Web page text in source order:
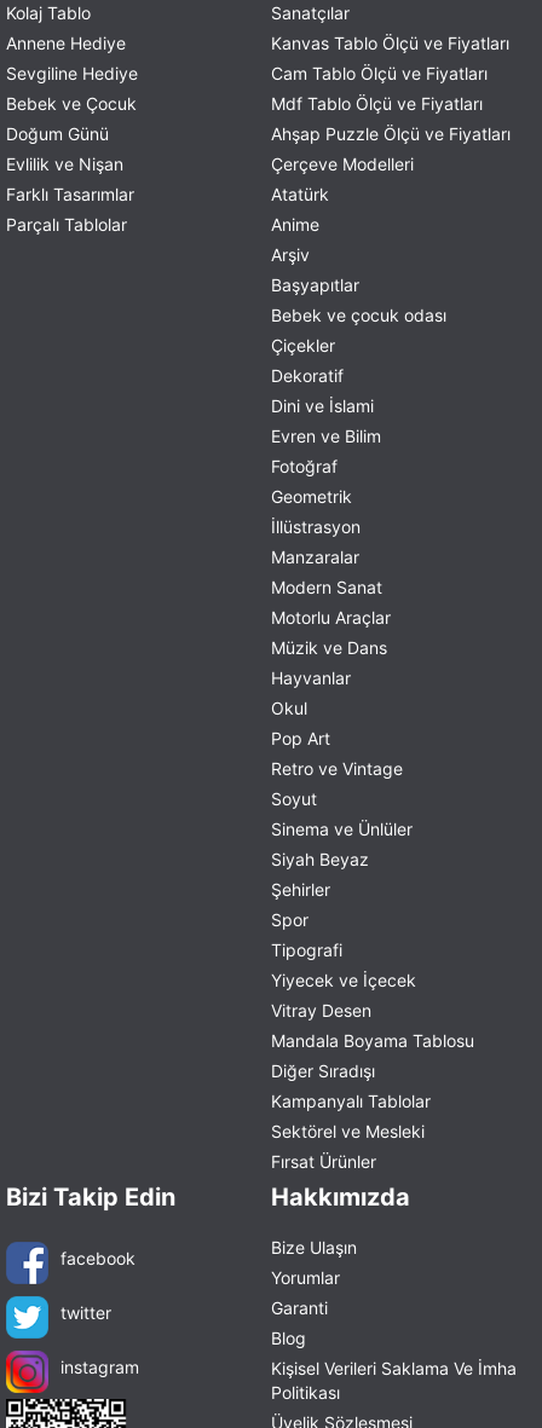
Kolaj Tablo
Annene Hediye
Sevgiline Hediye
Bebek ve Çocuk
Doğum Günü
Evlilik ve Nişan
Farklı Tasarımlar
Parçalı Tablolar
Sanatçılar
Kanvas Tablo Ölçü ve Fiyatları
Cam Tablo Ölçü ve Fiyatları
Mdf Tablo Ölçü ve Fiyatları
Ahşap Puzzle Ölçü ve Fiyatları
Çerçeve Modelleri
Atatürk
Anime
Arşiv
Başyapıtlar
Bebek ve çocuk odası
Çiçekler
Dekoratif
Dini ve İslami
Evren ve Bilim
Fotoğraf
Geometrik
İllüstrasyon
Manzaralar
Modern Sanat
Motorlu Araçlar
Müzik ve Dans
Hayvanlar
Okul
Pop Art
Retro ve Vintage
Soyut
Sinema ve Ünlüler
Siyah Beyaz
Şehirler
Spor
Tipografi
Yiyecek ve İçecek
Vitray Desen
Mandala Boyama Tablosu
Diğer Sıradışı
Kampanyalı Tablolar
Sektörel ve Mesleki
Fırsat Ürünler
Bizi Takip Edin
facebook
twitter
instagram
Hakkımızda
Bize Ulaşın
Yorumlar
Garanti
Blog
Kişisel Verileri Saklama Ve İmha
Politikası
Üyelik Sözleşmesi